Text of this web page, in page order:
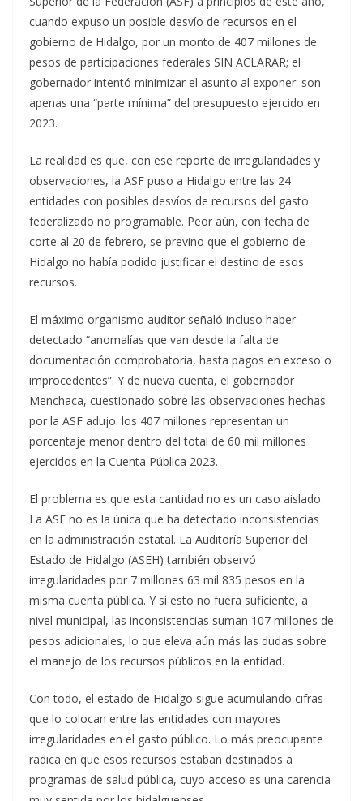
cuando expuso un posible desvío de recursos en el
gobierno de Hidalgo, por un monto de 407 millones de
pesos de participaciones federales SIN ACLARAR; el
gobernador intentó minimizar el asunto al exponer: son
apenas una “parte mínima” del presupuesto ejercido en
2023.
La realidad es que, con ese reporte de irregularidades y
observaciones, la ASF puso a Hidalgo entre las 24
entidades con posibles desvíos de recursos del gasto
federalizado no programable. Peor aún, con fecha de
corte al 20 de febrero, se previno que el gobierno de
Hidalgo no había podido justificar el destino de esos
recursos.
El máximo organismo auditor señaló incluso haber
detectado “anomalías que van desde la falta de
documentación comprobatoria, hasta pagos en exceso o
improcedentes”. Y de nueva cuenta, el gobernador
Menchaca, cuestionado sobre las observaciones hechas
por la ASF adujo: los 407 millones representan un
porcentaje menor dentro del total de 60 mil millones
ejercidos en la Cuenta Pública 2023.
El problema es que esta cantidad no es un caso aislado.
La ASF no es la única que ha detectado inconsistencias
en la administración estatal. La Auditoría Superior del
Estado de Hidalgo (ASEH) también observó
irregularidades por 7 millones 63 mil 835 pesos en la
misma cuenta pública. Y si esto no fuera suficiente, a
nivel municipal, las inconsistencias suman 107 millones de
pesos adicionales, lo que eleva aún más las dudas sobre
el manejo de los recursos públicos en la entidad.
Con todo, el estado de Hidalgo sigue acumulando cifras
que lo colocan entre las entidades con mayores
irregularidades en el gasto público. Lo más preocupante
radica en que esos recursos estaban destinados a
programas de salud pública, cuyo acceso es una carencia